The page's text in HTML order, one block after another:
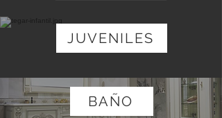
JUVENILES
BAÑO